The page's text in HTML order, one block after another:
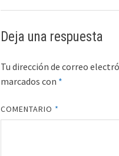
Deja una respuesta
Tu dirección de correo
marcados con *
COMENTARIO *